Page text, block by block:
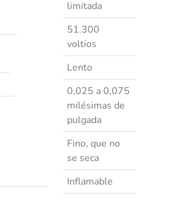
limitada
51.300
voltios
Lento
0,025 a 0,075
milésimas de
pulgada
Fino, que no
se seca
Inflamable